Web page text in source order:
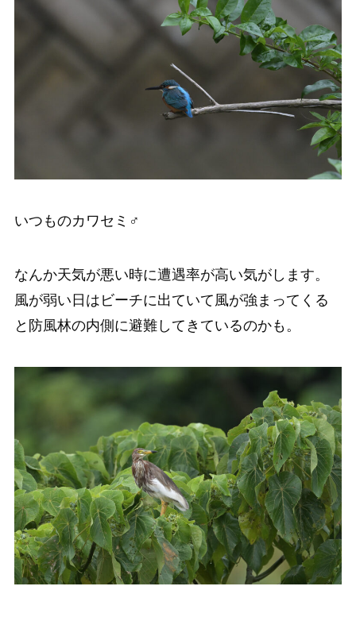
いつものカワセミ♂
なんか天気が悪い時に遭遇率が高い気がします。
風が弱い日はビーチに出ていて風が強まってくる
と防風林の内側に避難してきているのかも。